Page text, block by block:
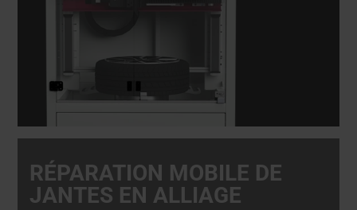
RÉPARATION MOBILE DE
JANTES EN ALLIAGE